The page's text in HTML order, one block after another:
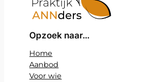
Opzoek naar…
Home
Aanbod
Voor wie